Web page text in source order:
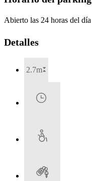
Abierto las 24 horas del día
Detalles
2.7m